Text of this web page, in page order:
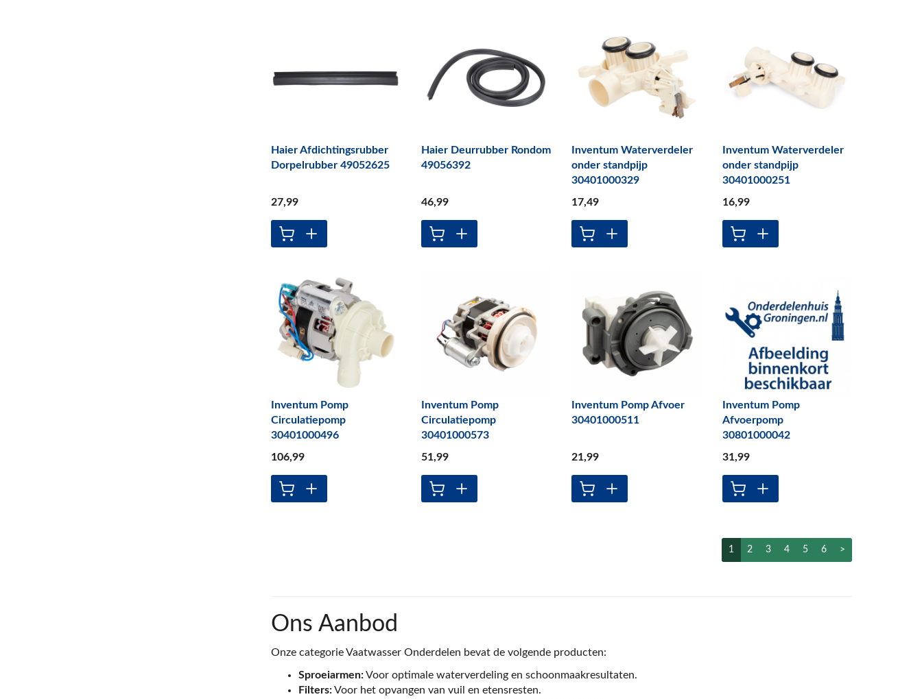
Haier Afdichtingsrubber
Dorpelrubber 49052625
27,99
Haier Deurrubber Rondom
49056392
46,99
Inventum Waterverdeler
onder standpijp
30401000329
17,49
Inventum Waterverdeler
onder standpijp
30401000251
16,99
Inventum Pomp
Circulatiepomp
30401000496
106,99
Inventum Pomp
Circulatiepomp
30401000573
51,99
Inventum Pomp Afvoer
30401000511
21,99
Inventum Pomp
Afvoerpomp
30801000042
31,99
1 2 3 4 5 6 >
Ons Aanbod
Onze categorie Vaatwasser Onderdelen bevat de volgende producten:
Sproeiarmen:Voor optimale waterverdeling en schoonmaakresultaten.
Filters:Voor het opvangen van vuil en etensresten.